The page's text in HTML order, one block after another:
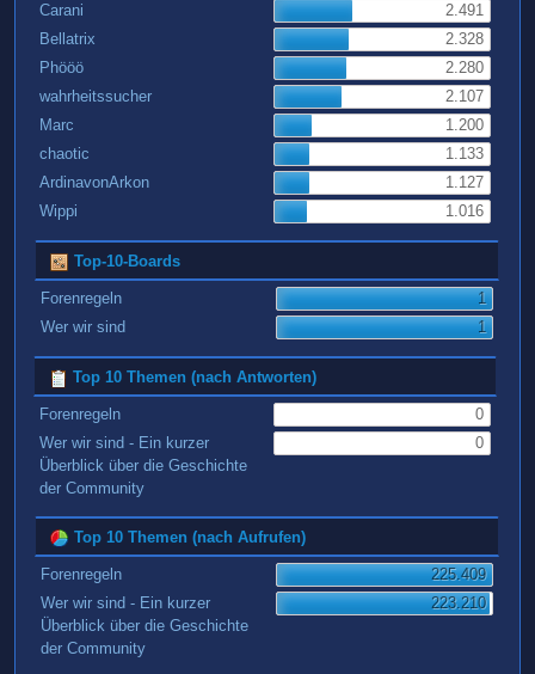
Carani
2.491
Bellatrix
2.328
Phööö
2.280
wahrheitssucher
2.107
Marc
1.200
chaotic
1.133
ArdinavonArkon
1.127
Wippi
1.016
Top-10-Boards
Forenregeln
1
Wer wir sind
1
Top 10 Themen (nach Antworten)
Forenregeln
0
Wer wir sind - Ein kurzer
Überblick über die Geschichte
der Community
0
Top 10 Themen (nach Aufrufen)
Forenregeln
225.409
Wer wir sind - Ein kurzer
Überblick über die Geschichte
der Community
223.210